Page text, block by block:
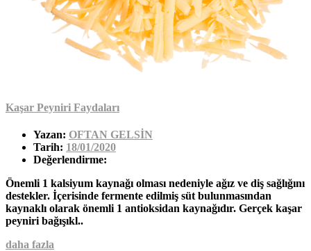
Kaşar Peyniri Faydaları
Yazan: OFTAN GELSİN
Tarih: 18/01/2020
Değerlendirme:
Önemli 1 kalsiyum kaynağı olması nedeniyle ağız ve diş sağlığını
destekler. İçerisinde fermente edilmiş süt bulunmasından
kaynaklı olarak önemli 1 antioksidan kaynağıdır. Gerçek kaşar
peyniri bağışıkl..
daha fazla